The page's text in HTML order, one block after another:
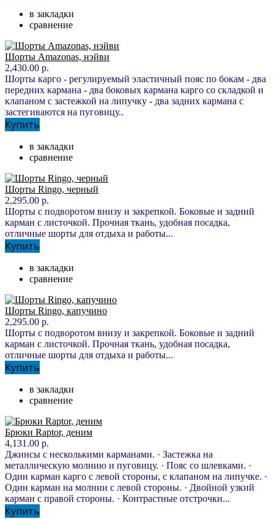
в закладки
сравнение
Шорты Amazonas, нэйви
2,430.00 р.
Шорты карго - регулируемый эластичный пояс по бокам - два
передних кармана - два боковых кармана карго со складкой и
клапаном с застежкой на липучку - два задних кармана с
застегиваются на пуговицу..
Купить
в закладки
сравнение
Шорты Ringo, черный
2,295.00 р.
Шорты с подворотом внизу и закрепкой. Боковые и задний
карман с листочкой. Прочная ткань, удобная посадка,
отличные шорты для отдыха и работы...
Купить
в закладки
сравнение
Шорты Ringo, капучино
2,295.00 р.
Шорты с подворотом внизу и закрепкой. Боковые и задний
карман с листочкой. Прочная ткань, удобная посадка,
отличные шорты для отдыха и работы...
Купить
в закладки
сравнение
Брюки Raptor, деним
4,131.00 р.
Джинсы с несколькими карманами. · Застежка на
металлическую молнию и пуговицу. · Пояс со шлевками. ·
Один карман карго с левой стороны, с клапаном на липучке. ·
Один карман на молнии с левой стороны. · Двойной узкий
карман с правой стороны. · Контрастные отстрочки...
Купить